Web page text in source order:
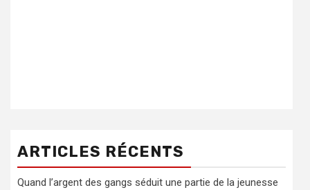
ARTICLES RÉCENTS
Quand l’argent des gangs séduit une partie de la jeunesse